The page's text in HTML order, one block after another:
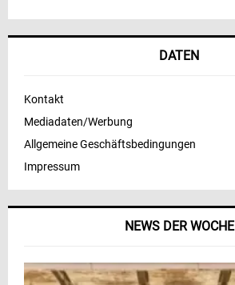
NEWS DER WOCHE
DATEN
Kontakt
Mediadaten/Werbung
Allgemeine Geschäftsbedingungen
Impressum